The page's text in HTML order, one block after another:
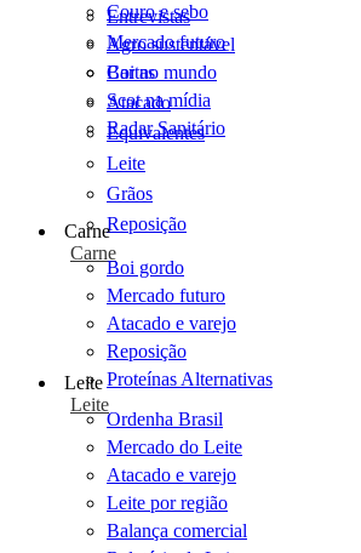
Entrevistas
Agro sustentável
Cartas
Scot na mídia
Radar Sanitário
Couro e sebo
Mercado futuro
Boi no mundo
Atacado
Equivalentes
Leite
Grãos
Reposição
Carne
Carne
Boi gordo
Mercado futuro
Atacado e varejo
Reposição
Proteínas Alternativas
Leite
Leite
Ordenha Brasil
Mercado do Leite
Atacado e varejo
Leite por região
Balança comercial